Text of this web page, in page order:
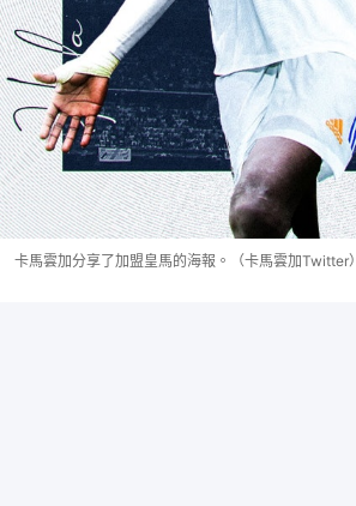
卡馬雲加分享了加盟皇馬的海報。（卡馬雲加Twitter）